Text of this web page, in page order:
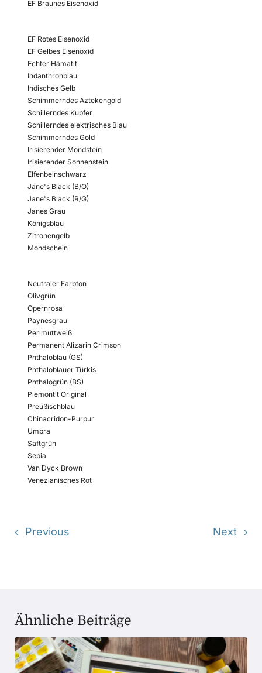
EF Braunes Eisenoxid
EF Rotes Eisenoxid
EF Gelbes Eisenoxid
Echter Hämatit
Indanthronblau
Indisches Gelb
Schimmerndes Aztekengold
Schillerndes Kupfer
Schillerndes elektrisches Blau
Schimmerndes Gold
Irisierender Mondstein
Irisierender Sonnenstein
Elfenbeinschwarz
Jane's Black (B/O)
Jane's Black (R/G)
Janes Grau
Königsblau
Zitronengelb
Mondschein
Neutraler Farbton
Olivgrün
Opernrosa
Paynesgrau
Perlmuttweiß
Permanent Alizarin Crimson
Phthaloblau (GS)
Phthaloblauer Türkis
Phthalogrün (BS)
Piemontit Original
Preußischblau
Chinacridon-Purpur
Umbra
Saftgrün
Sepia
Van Dyck Brown
Venezianisches Rot
Previous Next
Ähnliche Beiträge